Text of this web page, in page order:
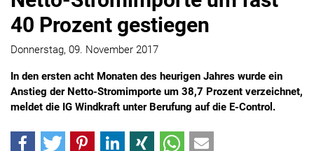
40 Prozent gestiegen
Donnerstag, 09. November 2017
In den ersten acht Monaten des heurigen Jahres wurde ein
Anstieg der Netto-Stromimporte um 38,7 Prozent verzeichnet,
meldet die IG Windkraft unter Berufung auf die E-Control.